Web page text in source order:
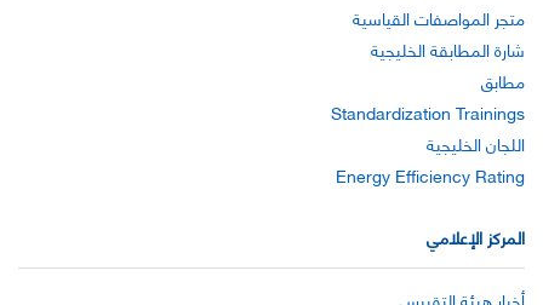
متجر المواصفات القياسية
شارة المطابقة الخليجية
مطابق
Standardization Trainings
اللجان الخليجية
Energy Efficiency Rating
المركز الإعلامي